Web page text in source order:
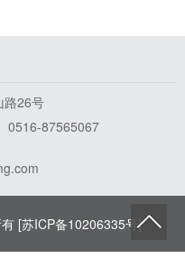
路26号
0516-87565067
[苏ICP备10206335号]